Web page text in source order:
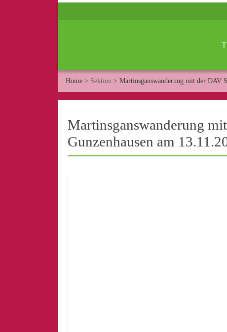
Home > Sektion > Martinsganswanderung mit der DAV
Martinsganswanderung
Gunzenhausen am